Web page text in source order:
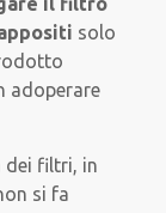
solo
adoperare
dei filtri, in
si fa